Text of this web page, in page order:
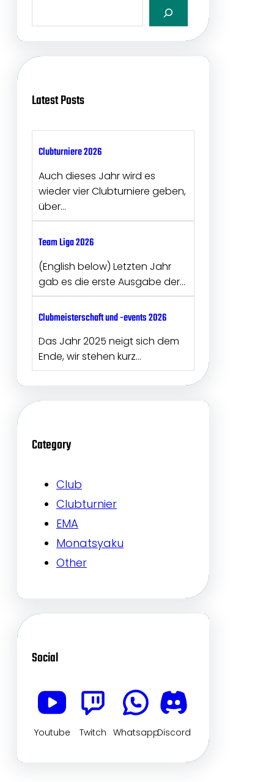
a
c
Latest Posts
Clubturniere 2026
Auch dieses Jahr wird es
wieder vier Clubturniere geben,
über…
Team Liga 2026
(English below) Letzten Jahr
gab es die erste Ausgabe der…
Clubmeisterschaft und -events 2026
Das Jahr 2025 neigt sich dem
Ende, wir stehen kurz…
Category
Club
Clubturnier
EMA
Monatsyaku
Other
Social
Youtube Twitch WhatsappDiscord